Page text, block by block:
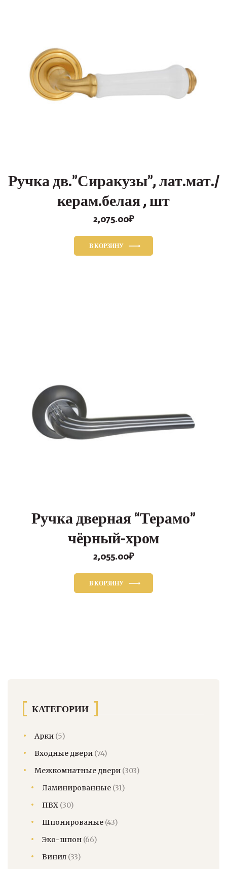
Ручка дв.”Сиракузы”, лат.мат./
керам.белая , шт
2,075.00₽
В КОРЗИНУ
Ручка дверная “Терамо”
чёрный-хром
2,055.00₽
В КОРЗИНУ
КАТЕГОРИИ
Арки (5)
Входные двери (74)
Межкомнатные двери (303)
Ламинированные (31)
ПВХ (30)
Шпонированые (43)
Эко-шпон (66)
Винил (33)